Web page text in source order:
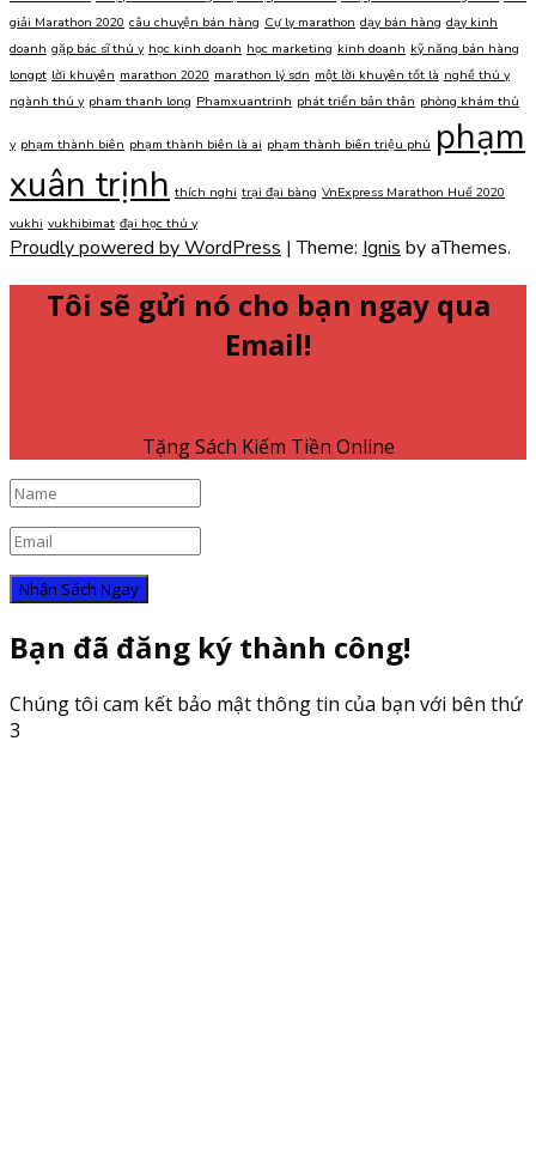
giải Marathon 2020 câu chuyện bán hàng Cự ly marathon dạy bán hàng dạy kinh
doanh gặp bác sĩ thú y học kinh doanh học marketing kinh doanh kỹ năng bán hàng
longpt lời khuyên marathon 2020 marathon lý sơn một lời khuyên tốt là nghề thú y
ngành thú y pham thanh long Phamxuantrinh phát triển bản thân phòng khám thú
y phạm thành biên phạm thành biên là ai phạm thành biên triệu phú phạm
xuân trịnh thích nghi trại đại bàng VnExpress Marathon Huế 2020
vukhi vukhibimat đại học thú y
Proudly powered by WordPress |Theme: Ignisby aThemes.
Tôi sẽ gửi nó cho bạn ngay qua
Email!
Tặng Sách Kiếm Tiền Online
Nhận Sách Ngay
Bạn đã đăng ký thành công!
Chúng tôi cam kết bảo mật thông tin của bạn với bên thứ
3